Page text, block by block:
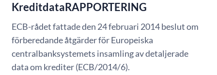
KreditdataRAPPORTERING
ECB-rådet fattade den 24 februari 2014 beslut om
förberedande åtgärder för Europeiska
centralbanksystemets insamling av detaljerade
data om krediter (ECB/2014/6).